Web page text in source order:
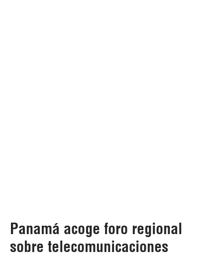
Panamá acoge foro regional
sobre telecomunicaciones